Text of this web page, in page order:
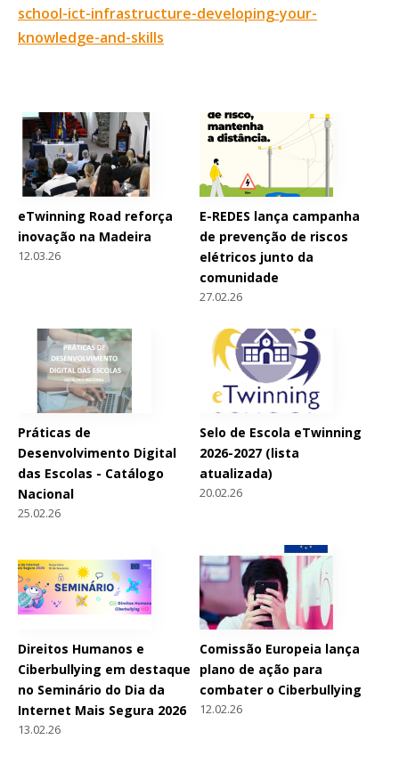
school-ict-infrastructure-developing-your-
knowledge-and-skills
eTwinning Road reforça
inovação na Madeira
12.03.26
E-REDES lança campanha
de prevenção de riscos
elétricos junto da
comunidade
27.02.26
Práticas de
Desenvolvimento Digital
das Escolas - Catálogo
Nacional
25.02.26
Selo de Escola eTwinning
2026-2027 (lista
atualizada)
20.02.26
Direitos Humanos e
Ciberbullying em destaque
no Seminário do Dia da
Internet Mais Segura 2026
13.02.26
Comissão Europeia lança
plano de ação para
combater o Ciberbullying
12.02.26